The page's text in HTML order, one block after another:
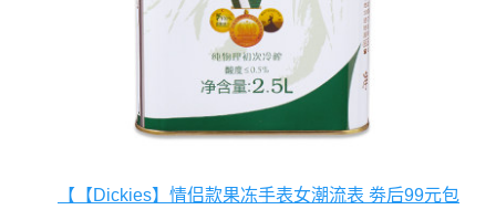
【【Dickies】情侣款果冻手表女潮流表 劵后99元包